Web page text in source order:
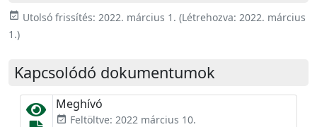
event_available Utolsó frissítés: 2022. március 1. (Létrehozva: 2022. március
1.)
Kapcsolódó dokumentumok
Meghívó
event_available Feltöltve: 2022 március 10.